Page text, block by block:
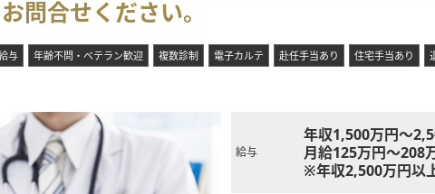
問合せください。
与 年齢不問・ベテラン歓迎 複数診制 電子カルテ 赴任手当あり 住宅手当あり
給与
年収1,500万円～
月給125万円～208
※年収2,500万円以